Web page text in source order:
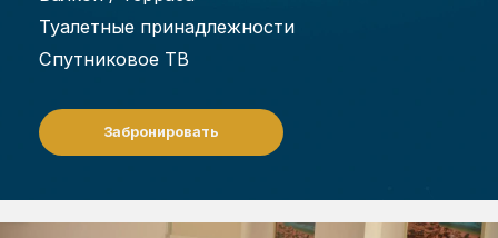
Туалетные принадлежности
Спутниковое ТВ
Забронировать